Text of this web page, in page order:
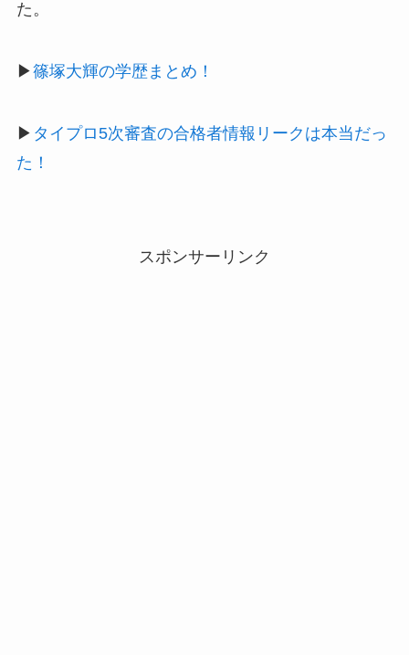
た。
▶篠塚大輝の学歴まとめ！
▶ タイプロ5次審査の合格者情報リークは本当だっ
た！
スポンサーリンク